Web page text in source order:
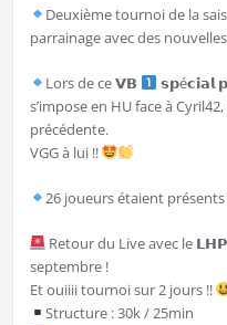
Deuxième tournoi de la
parrainage avec des
Lors de ce 𝗩𝗕
𝘀𝗽é𝗰𝗶𝗮𝗹
s’impose en HU face à
précédente.
VGG à lui !!
26 joueurs étaient présents
Retour du Live avec le
septembre !
Et ouiiii tournoi sur 2 jours !!
Structure : 30k / 25min